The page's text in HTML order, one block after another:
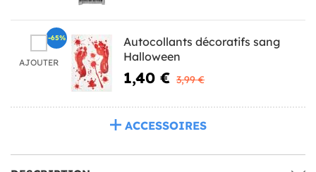
AJOUTER
Autocollants décoratifs sang
Halloween
1,40 € 3,99 €
-65%
ACCESSOIRES